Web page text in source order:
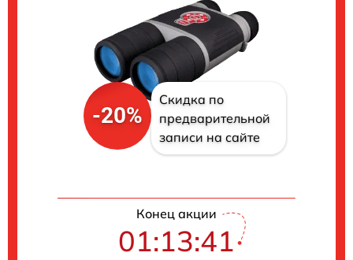
-20%
Скидка по
предварительной
записи на сайте
Конец акции
01:13:40